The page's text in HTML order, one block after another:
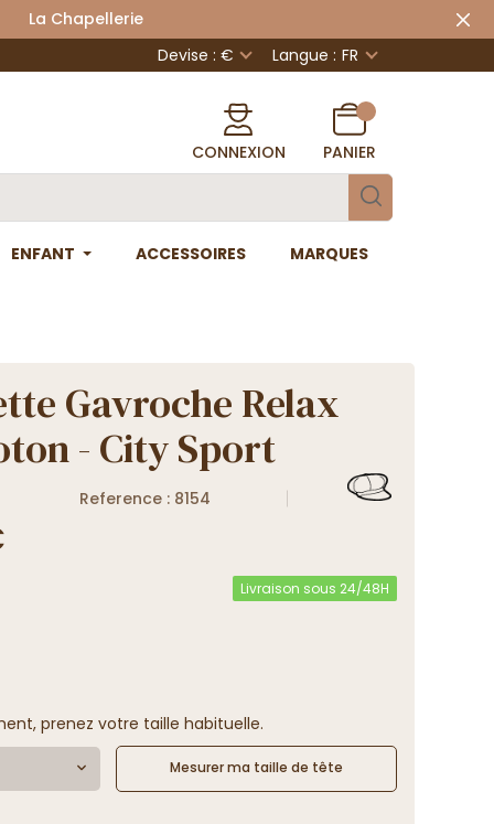
Chapellerie
Devise : €
Langue : FR
CONNEXION PANIER
ENFANT ACCESSOIRES MARQUES
Gavroche Relax
- City Sport
Reference : 8154
Livraison sous 24/48H
prenez votre taille habituelle.
Mesurer ma taille de tête